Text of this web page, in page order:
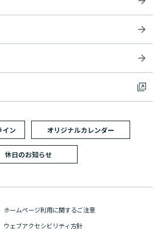
イン オリジナルカレンダー
休日のお知らせ
ホームページ利用に関するご注意
ウェブアクセシビリティ方針